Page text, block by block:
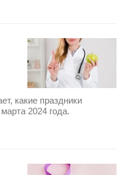
какие праздники
2024 года.